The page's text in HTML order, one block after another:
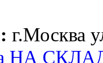
г.Москва
НА